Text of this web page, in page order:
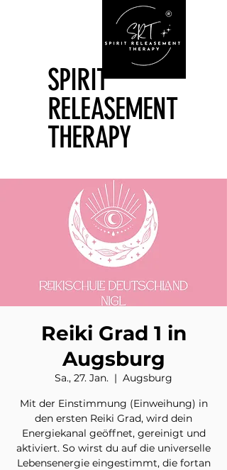
SPIRIT
RELEASEMENT
THERAPY
SPIRIT
RELEASEMENT
THERAPY
Reiki Grad 1 in
Augsburg
Sa., 27. Jan.
  |
Augsburg
Mit der Einstimmung (Einweihung) in
den ersten Reiki Grad, wird dein
Energiekanal geöffnet, gereinigt und
aktiviert. So wirst du auf die universelle
Lebensenergie eingestimmt, die fortan